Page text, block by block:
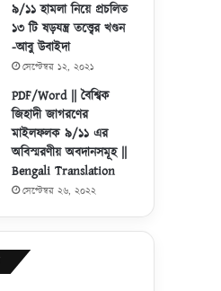
৯/১১ হামলা নিয়ে প্রচলিত
১৩ টি ষড়যন্ত্র তত্ত্বের খণ্ডন
-আবু উবাইদা
সেপ্টেম্বর ১২, ২০২১
PDF/Word || বৈশ্বিক
জিহাদী জাগরণের
মাইলফলক ৯/১১ এর
অবিস্মরণীয় অবদানসমূহ ||
Bengali Translation
সেপ্টেম্বর ২৬, ২০২২